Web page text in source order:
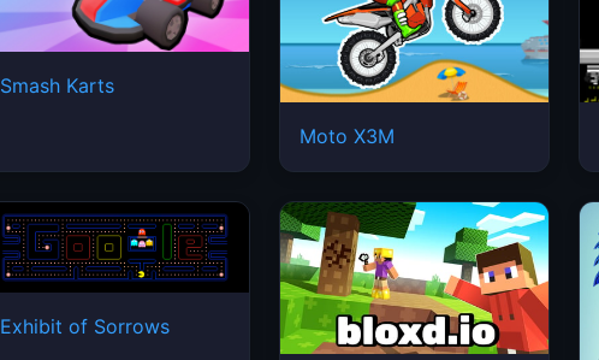
Smash Karts
Moto X3M
Exhibit of Sorrows